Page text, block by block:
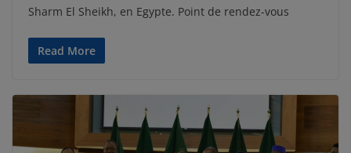
Sharm El Sheikh, en Egypte. Point de rendez-vous
Read More